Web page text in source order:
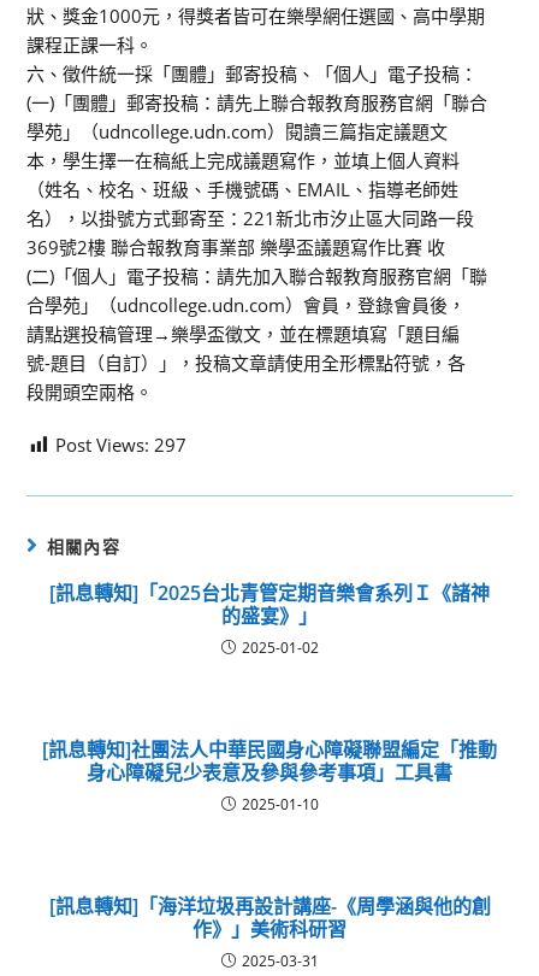
狀、獎金1000元，得獎者皆可在樂學網任選國、高中學期
課程正課一科。
六、徵件統一採「團體」郵寄投稿、「個人」電子投稿：
(一)「團體」郵寄投稿：請先上聯合報教育服務官網「聯合
學苑」（udncollege.udn.com）閱讀三篇指定議題文
本，學生擇一在稿紙上完成議題寫作，並填上個人資料
（姓名、校名、班級、手機號碼、EMAIL、指導老師姓
名），以掛號方式郵寄至：221新北市汐止區大同路一段
369號2樓 聯合報教育事業部 樂學盃議題寫作比賽 收
(二)「個人」電子投稿：請先加入聯合報教育服務官網「聯
合學苑」（udncollege.udn.com）會員，登錄會員後，
請點選投稿管理→樂學盃徵文，並在標題填寫「題目編
號-題目（自訂）」，投稿文章請使用全形標點符號，各
段開頭空兩格。
Post Views: 297
相關內容
[訊息轉知]「2025台北青管定期音樂會系列Ｉ《諸神
的盛宴》」
2025-01-02
[訊息轉知]社團法人中華民國身心障礙聯盟編定「推動
身心障礙兒少表意及參與參考事項」工具書
2025-01-10
[訊息轉知]「海洋垃圾再設計講座-《周學涵與他的創
作》」美術科研習
2025-03-31